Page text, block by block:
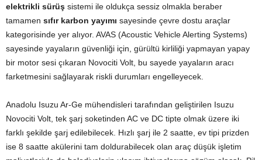
elektrikli sürüş sistemi ile oldukça sessiz olmakla beraber
tamamen sıfır karbon yayımı sayesinde çevre dostu araçlar
kategorisinde yer alıyor. AVAS (Acoustic Vehicle Alerting Systems)
sayesinde yayaların güvenliği için, gürültü kirliliği yapmayan yapay
bir motor sesi çıkaran Novociti Volt, bu sayede yayaların aracı
farketmesini sağlayarak riskli durumları engelleyecek.
Anadolu Isuzu Ar-Ge mühendisleri tarafından geliştirilen Isuzu
Novociti Volt, tek şarj soketinden AC ve DC tipte olmak üzere iki
farklı şekilde şarj edilebilecek. Hızlı şarj ile 2 saatte, ev tipi prizden
ise 8 saatte akülerini tam doldurabilecek olan araç düşük işletim